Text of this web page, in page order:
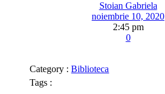
Stoian Gabriela
noiembrie 10, 2020
2:45 pm
0
Category : Biblioteca
Tags :